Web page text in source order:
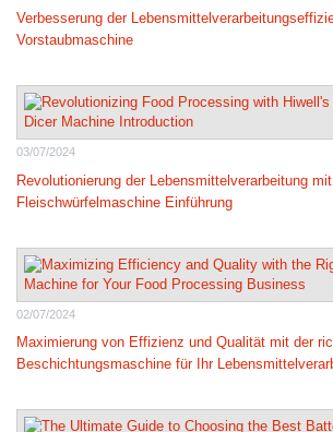
Verbesserung der
Vorstaubmaschine
03/07/2024
Revolutionierung der Lebensmittelverarbeitung
Fleischwürfelmaschine Einführung
02/07/2024
Maximierung von Effizienz und Qualität mit der
Beschichtungsmaschine für Ihr